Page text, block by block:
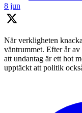
8 jun
När verkligheten
väntrummet. Efter år
att undantag är ett hot
upptäckt att politik